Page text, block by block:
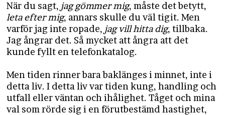
När du sagt, jag gömmer mig, måste det betytt,
leta efter mig, annars skulle du väl tigit. Men
varför jag inte ropade, jag vill hitta dig, tillbaka.
Jag ångrar det. Så mycket att ångra att det
kunde fyllt en telefonkatalog.
Men tiden rinner bara baklänges i minnet, inte i
detta liv. I detta liv var tiden kung, handling och
utfall eller väntan och ihålighet. Tåget och mina
val som rörde sig i en förutbestämd hastighet,